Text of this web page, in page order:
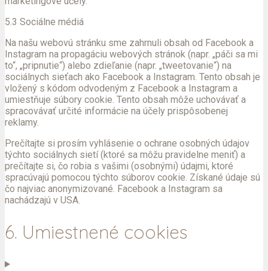
5.3 Sociálne médiá
Na našu webovú stránku sme zahrnuli obsah od Facebook a
Instagram na propagáciu webových stránok (napr. „páči sa mi
to“, „pripnutie“) alebo zdieľanie (napr. „tweetovanie“) na
sociálnych sieťach ako Facebook a Instagram. Tento obsah je
vložený s kódom odvodeným z Facebook a Instagram a
umiestňuje súbory cookie. Tento obsah môže uchovávať a
spracovávať určité informácie na účely prispôsobenej
reklamy.
Prečítajte si prosím vyhlásenie o ochrane osobných údajov
týchto sociálnych sietí (ktoré sa môžu pravidelne meniť) a
prečítajte si, čo robia s vašimi (osobnými) údajmi, ktoré
spracúvajú pomocou týchto súborov cookie. Získané údaje sú
čo najviac anonymizované. Facebook a Instagram sa
nachádzajú v USA.
6. Umiestnené cookies